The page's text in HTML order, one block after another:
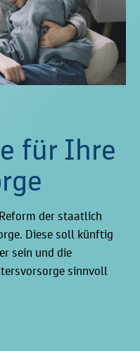
für Ihre
der staatlich
Diese soll künftig
sein und die
sinnvoll